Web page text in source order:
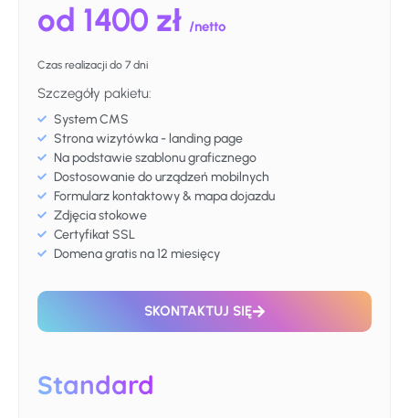
od 1400 zł /netto
Czas realizacji do 7 dni
Szczegóły pakietu:
System CMS
Strona wizytówka - landing page
Na podstawie szablonu graficznego
Dostosowanie do urządzeń mobilnych
Formularz kontaktowy & mapa dojazdu
Zdjęcia stokowe
Certyfikat SSL
Domena gratis na 12 miesięcy
SKONTAKTUJ SIĘ
Standard